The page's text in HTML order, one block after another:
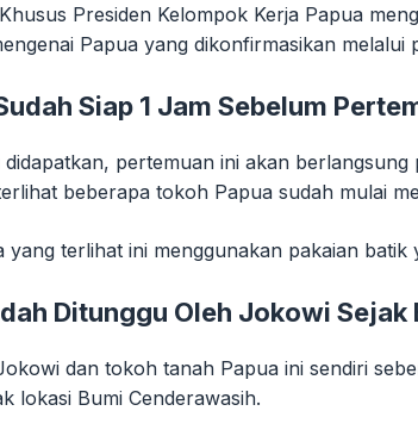
Presiden Kelompok Kerja Papua
Papua yang dikonfirmasikan melalui
Siap 1 Jam Sebelum
pertemuan ini akan
beberapa tokoh Papua sudah mulai
yang terlihat ini menggunakan pakaian
Ditunggu Oleh Jokowi Sejak
dan tokoh tanah Papua ini sendiri
lokasi Bumi Cenderawasih.